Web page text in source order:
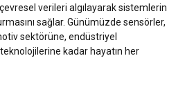
verileri algılayarak sistemlerin
sağlar. Günümüzde sensörler,
sektörüne, endüstriyel
kadar hayatın her